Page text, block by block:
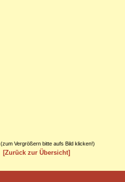
(zum Vergrößern bitte aufs Bild klicken!)
[Zurück zur Übersicht]